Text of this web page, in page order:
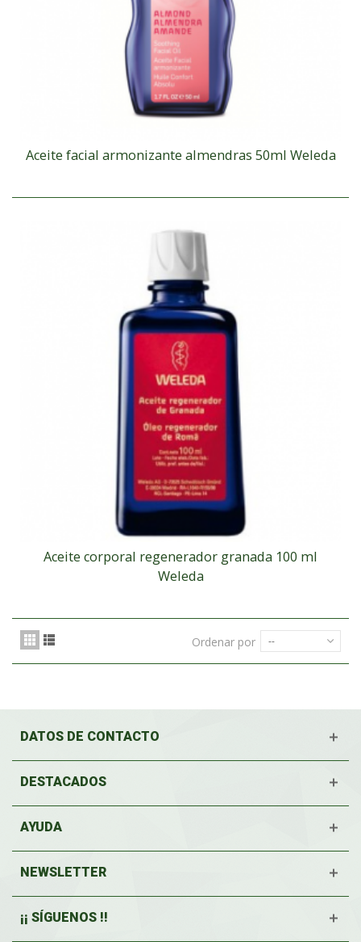
Aceite facial armonizante almendras 50ml Weleda
Aceite corporal regenerador granada 100 ml
Weleda
Ordenar por --
DATOS DE CONTACTO
DESTACADOS
AYUDA
NEWSLETTER
¡¡ SÍGUENOS !!